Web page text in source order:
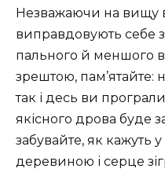
Незважаючи на вищу
виправдовують себе
пального й меншого
зрештою, пам’ятайте:
так і десь ви
якісного дрова буде
забувайте, як кажуть
деревиною і серце